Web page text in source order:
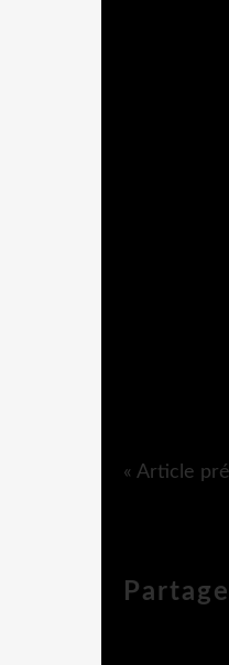
« Article